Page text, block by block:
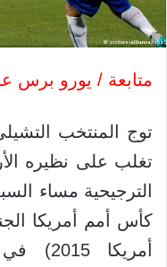
متابعة / يورو برس
توج المنتخب
الترجيحية مساء
كأس أمم أمريكا
أمريكا